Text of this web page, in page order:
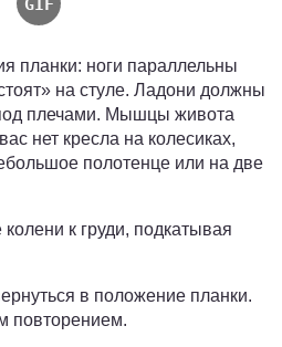
планки: ноги параллельны
на стуле. Ладони должны
плечами. Мышцы живота
нет кресла на колесиках,
полотенце или на две
к груди, подкатывая
в положение планки.
повторением.